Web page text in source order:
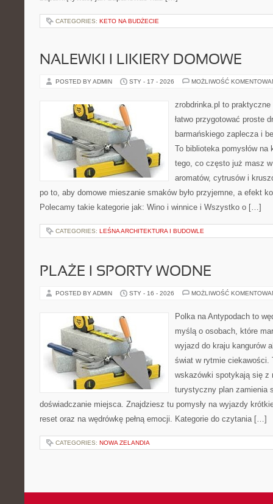
CATEGORIES: KETO NA BUDŻECIE
NALEWKI I LIKIERY DOMOWE
POSTED BY ADMIN STY - 17 - 2026 MOŻLIWOŚĆ
zrobdrinka.pl to
łatwo przygotować proste
barmańskiego zaplecza i
To biblioteka pomysłów
tego, co często już masz
aromatów, cytrusów i
po to, aby domowe mieszanie smaków było przyjemne, a efekt
Polecamy takie kategorie jak: Wino i winnice i Wszystko o […]
CATEGORIES: LEŚNA ARCHITEKTURA I BUDOWLE
PLAŻE I SPORTY WODNE
POSTED BY ADMIN STY - 16 - 2026 MOŻLIWOŚĆ
Polka na Antypodach to
myślą o osobach, które
wyjazd do kraju kangurów
świat w rytmie ciekawości.
wskazówki spotykają się z
turystyczny plan zamienia
doświadczanie miejsca. Znajdziesz tu pomysły na wyjazdy
reset oraz na wędrówkę pełną emocji. Kategorie do czytania […]
CATEGORIES: NOWA ZELANDIA